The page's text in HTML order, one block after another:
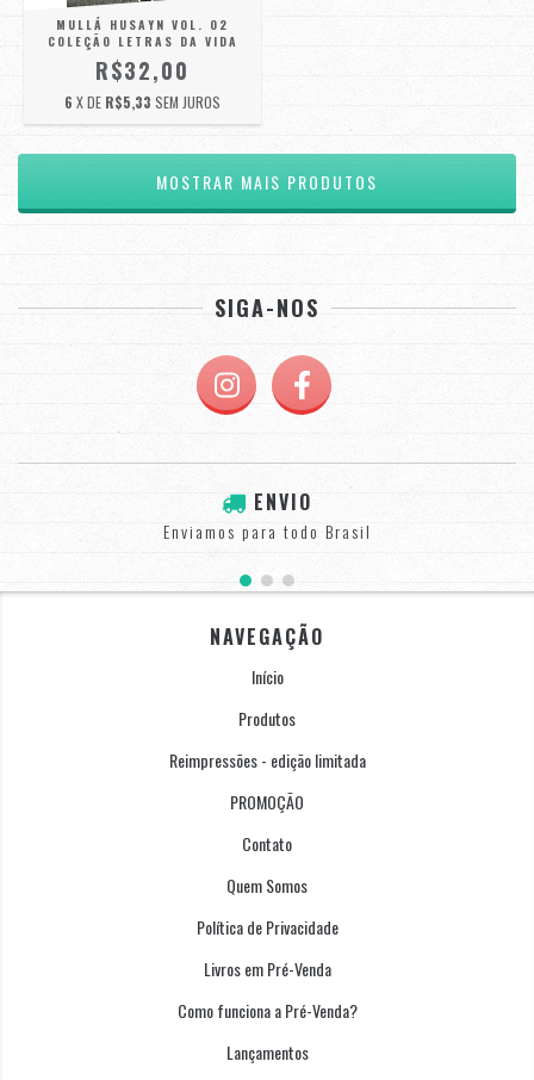
MULLÁ HUSAYN VOL. 02
COLEÇÃO LETRAS DA VIDA
R$32,00
6 X DE R$5,33 SEM JUROS
MOSTRAR MAIS PRODUTOS
SIGA-NOS
ENVIO
Enviamos para todo Brasil
NAVEGAÇÃO
Início
Produtos
Reimpressões - edição limitada
PROMOÇÃO
Contato
Quem Somos
Política de Privacidade
Livros em Pré-Venda
Como funciona a Pré-Venda?
Lançamentos